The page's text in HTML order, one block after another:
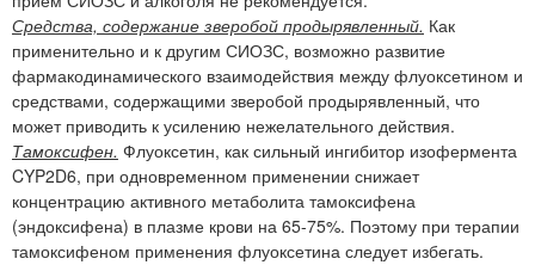
Средства, содержание зверобой продырявленный. Как
применительно и к другим СИОЗС, возможно развитие
фармакодинамического взаимодействия между флуоксетином и
средствами, содержащими зверобой продырявленный, что
может приводить к усилению нежелательного действия.
Тамоксифен. Флуоксетин, как сильный ингибитор изофермента
CYP2D6, при одновременном применении снижает
концентрацию активного метаболита тамоксифена
(эндоксифена) в плазме крови на 65-75%. Поэтому при терапии
тамоксифеном применения флуоксетина следует избегать.